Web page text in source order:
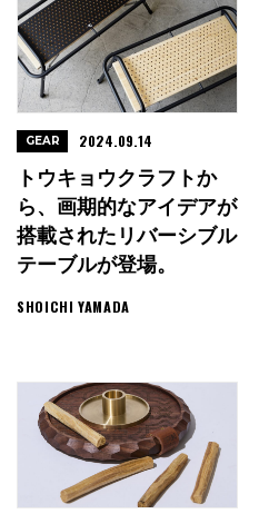
トウキョウクラフトか
ら、画期的なアイデアが
搭載されたリバーシブル
テーブルが登場。
SHOICHI YAMADA
GEAR 2024.09.14